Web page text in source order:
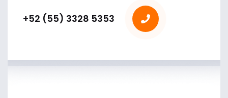
+52 (55) 3328 5353